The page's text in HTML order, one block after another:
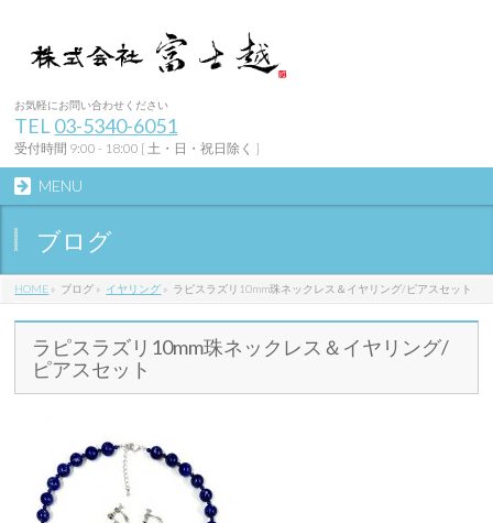
お気軽にお問い合わせください
TEL 03-5340-6051
受付時間 9:00 - 18:00 [ 土・日・祝日除く ]
MENU
ブログ
HOME » ブログ » イヤリング » ラピスラズリ10mm珠ネックレス＆イヤリング/ピアスセット
ラピスラズリ10mm珠ネックレス＆イヤリング/
ピアスセット